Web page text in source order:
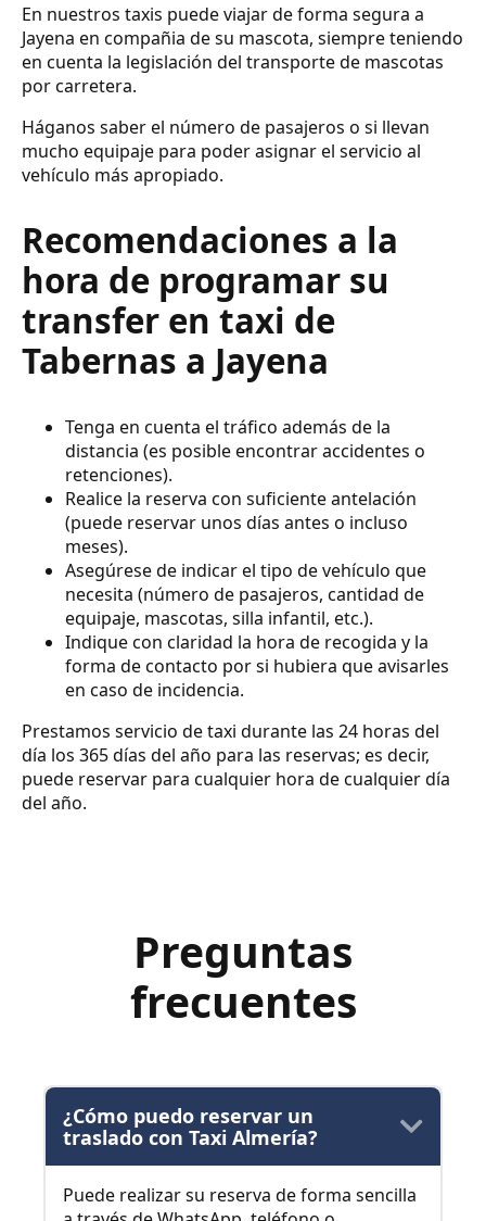
En nuestros taxis puede viajar de forma segura a
Jayena en compañia de su mascota, siempre teniendo
en cuenta la legislación del transporte de mascotas
por carretera.
Háganos saber el número de pasajeros o si llevan
mucho equipaje para poder asignar el servicio al
vehículo más apropiado.
Recomendaciones a la
hora de programar su
transfer en taxi de
Tabernas a Jayena
Tenga en cuenta el tráfico además de la
distancia (es posible encontrar accidentes o
retenciones).
Realice la reserva con suficiente antelación
(puede reservar unos días antes o incluso
meses).
Asegúrese de indicar el tipo de vehículo que
necesita (número de pasajeros, cantidad de
equipaje, mascotas, silla infantil, etc.).
Indique con claridad la hora de recogida y la
forma de contacto por si hubiera que avisarles
en caso de incidencia.
Prestamos servicio de taxi durante las 24 horas del
día los 365 días del año para las reservas; es decir,
puede reservar para cualquier hora de cualquier día
del año.
Preguntas
frecuentes
¿Cómo puedo reservar un
traslado con Taxi Almería?
Puede realizar su reserva de forma sencilla